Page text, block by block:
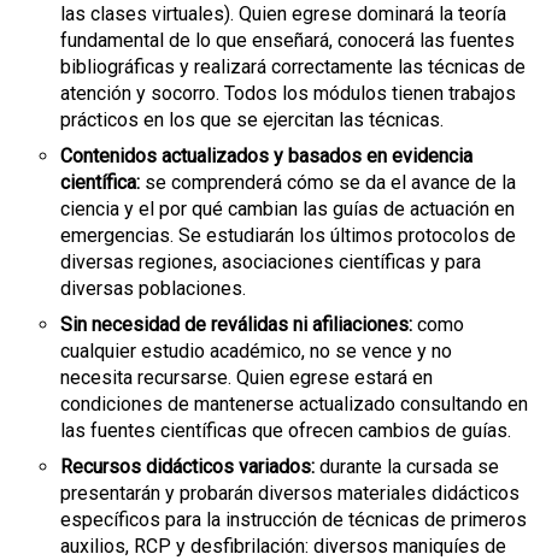
las clases virtuales). Quien egrese dominará la teoría
fundamental de lo que enseñará, conocerá las fuentes
bibliográficas y realizará correctamente las técnicas de
atención y socorro. Todos los módulos tienen trabajos
prácticos en los que se ejercitan las técnicas.
Contenidos actualizados y basados en evidencia
científica: se comprenderá cómo se da el avance de la
ciencia y el por qué cambian las guías de actuación en
emergencias. Se estudiarán los últimos protocolos de
diversas regiones, asociaciones científicas y para
diversas poblaciones.
Sin necesidad de reválidas ni afiliaciones: como
cualquier estudio académico, no se vence y no
necesita recursarse. Quien egrese estará en
condiciones de mantenerse actualizado consultando en
las fuentes científicas que ofrecen cambios de guías.
Recursos didácticos variados: durante la cursada se
presentarán y probarán diversos materiales didácticos
específicos para la instrucción de técnicas de primeros
auxilios, RCP y desfibrilación: diversos maniquíes de